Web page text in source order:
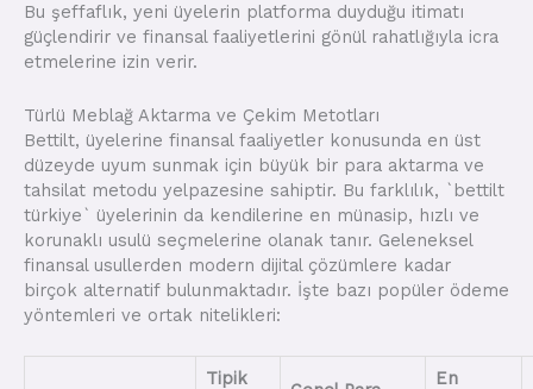
Bu şeffaflık, yeni üyelerin platforma duyduğu itimatı
güçlendirir ve finansal faaliyetlerini gönül rahatlığıyla icra
etmelerine izin verir.
Türlü Meblağ Aktarma ve Çekim Metotları
Bettilt, üyelerine finansal faaliyetler konusunda en üst
düzeyde uyum sunmak için büyük bir para aktarma ve
tahsilat metodu yelpazesine sahiptir. Bu farklılık, `bettilt
türkiye` üyelerinin da kendilerine en münasip, hızlı ve
korunaklı usulü seçmelerine olanak tanır. Geleneksel
finansal usullerden modern dijital çözümlere kadar
birçok alternatif bulunmaktadır. İşte bazı popüler ödeme
yöntemleri ve ortak nitelikleri:
Tipik
En